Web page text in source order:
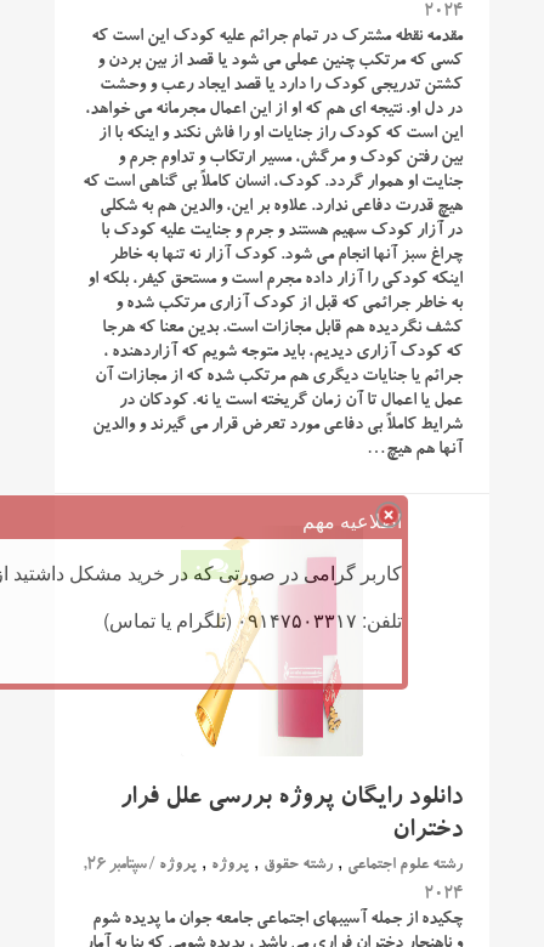
2024
مقدمه نقطه مشترک در تمام جرائم علیه کودک این است که
کسی که مرتکب چنین عملی می شود یا قصد از بین بردن و
کشتن تدریجی کودک را دارد یا قصد ایجاد رعب و وحشت
در دل او. نتیجه ای هم که او از این اعمال مجرمانه می خواهد،
این است که کودک راز جنایات او را فاش نکند و اینکه با از
بین رفتن کودک و مرگش، مسیر ارتکاب و تداوم جرم و
جنایت او هموار گردد. کودک، انسان کاملاً بی گناهی است که
هیچ قدرت دفاعی ندارد. علاوه بر این، والدین هم به شکلی
در آزار کودک سهیم هستند و جرم و جنایت علیه کودک با
چراغ سبز آنها انجام می شود. کودک آزار نه تنها به خاطر
اینکه کودکی را آزار داده مجرم است و مستحق کیفر، بلکه او
به خاطر جرائمی که قبل از کودک آزاری مرتکب شده و
کشف نگردیده هم قابل مجازات است. بدین معنا که هرجا
که کودک آزاری دیدیم، باید متوجه شویم که آزاردهنده ،
جرائم یا جنایات دیگری هم مرتکب شده که از مجازات آن
عمل یا اعمال تا آن زمان گریخته است یا نه. کودکان در
شرایط کاملاً بی دفاعی مورد تعرض قرار می گیرند و والدین
آنها هم هیچ…
0
دانلود رایگان پروژه بررسی علل فرار
دختران
رشته علوم اجتماعی ,رشته حقوق , پروژه , پروژه
/ سپتامبر 26,
2024
چکیده از جمله آسیبهای اجتماعی جامعه جوان ما پدیده شوم
اطلاعیه مهم
کاربر گرامی در صورتی که در خرید مشکل داشتید
تلفن: ۰۹۱۴۷۵۰۳۳۱۷ (تلگرام یا تماس)